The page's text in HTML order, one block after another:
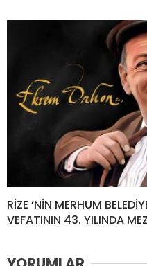
RİZE ‘NİN MERHUM
VEFATININ 43. YILINDA